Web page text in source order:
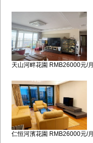
天山河畔花園 RMB26000元/月
仁恒河濱花園 RMB26000元/月